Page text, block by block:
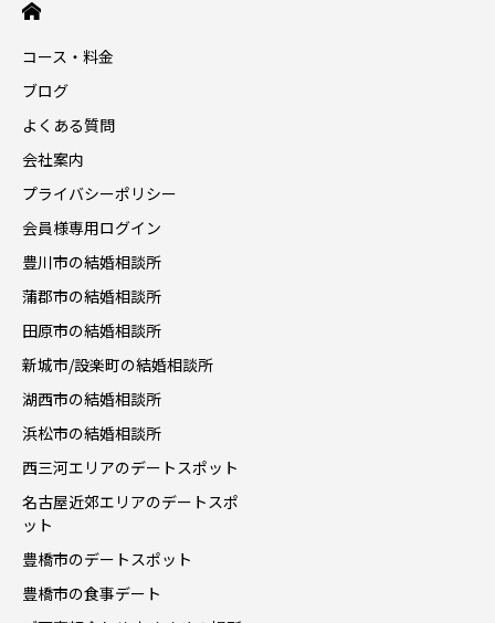
コース・料金
ブログ
よくある質問
会社案内
プライバシーポリシー
会員様専用ログイン
豊川市の結婚相談所
蒲郡市の結婚相談所
田原市の結婚相談所
新城市/設楽町の結婚相談所
湖西市の結婚相談所
浜松市の結婚相談所
西三河エリアのデートスポット
名古屋近郊エリアのデートスポ
ット
豊橋市のデートスポット
豊橋市の食事デート